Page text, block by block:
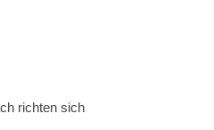
richten sich